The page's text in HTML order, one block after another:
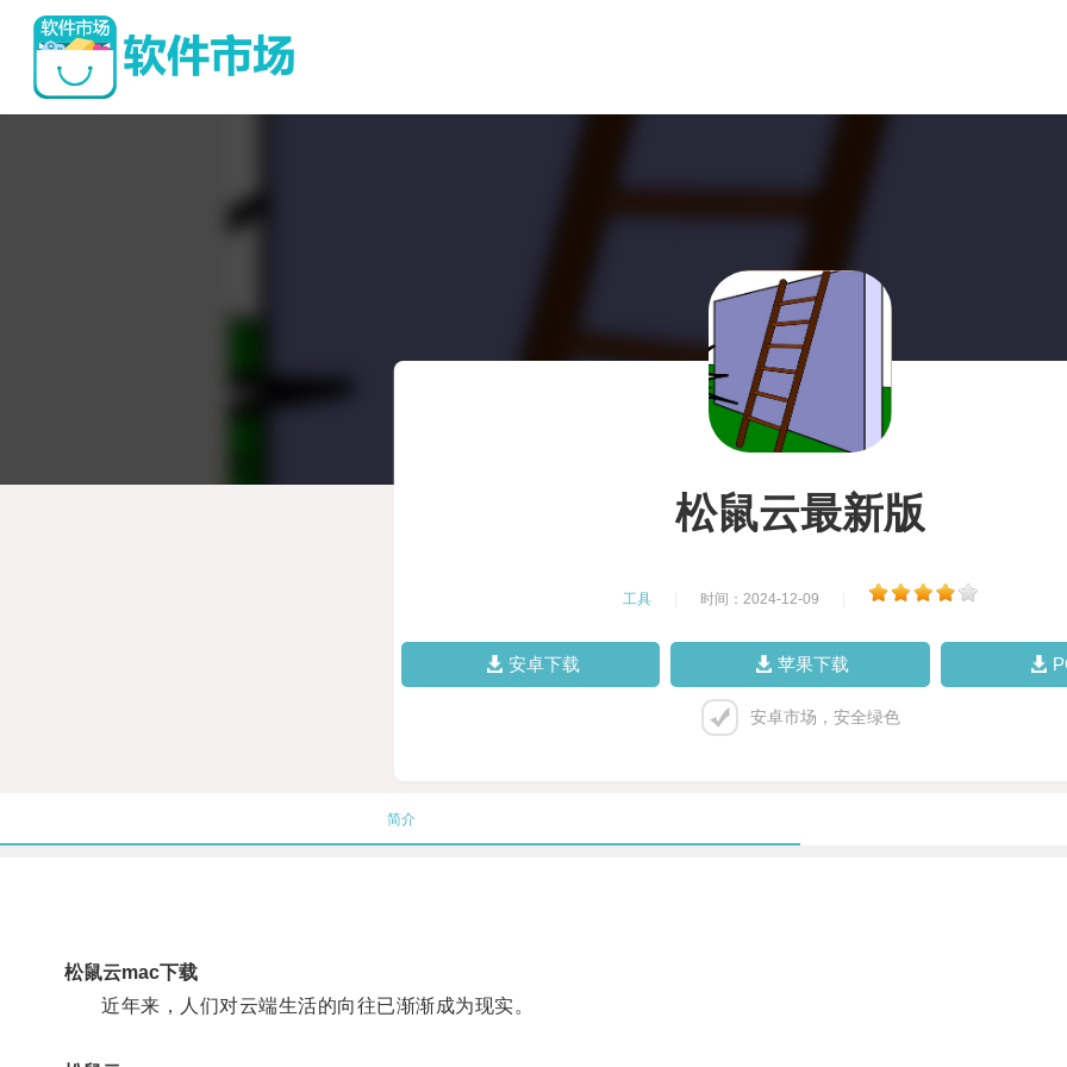
松鼠云最新版
工具 时间：2024-12-09
安卓下载 苹果下载
安卓市场，安全绿色
简介
松鼠云mac下载
近年来，人们对云端生活的向往已渐渐成为现实。